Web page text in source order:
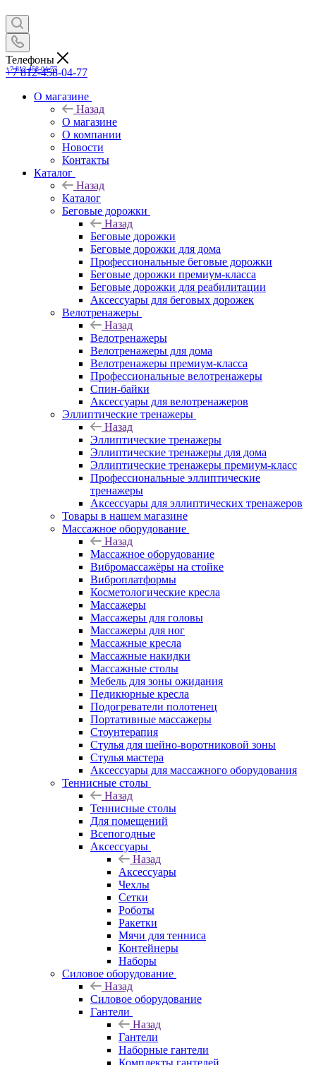
+7 812-458-04-77
Телефоны
+7 812-458-04-77
О магазине
Назад
О магазине
О компании
Новости
Контакты
Каталог
Назад
Каталог
Беговые дорожки
Назад
Беговые дорожки
Беговые дорожки для дома
Профессиональные беговые дорожки
Беговые дорожки премиум-класса
Беговые дорожки для реабилитации
Аксессуары для беговых дорожек
Велотренажеры
Назад
Велотренажеры
Велотренажеры для дома
Велотренажеры премиум-класса
Профессиональные велотренажеры
Спин-байки
Аксессуары для велотренажеров
Эллиптические тренажеры
Назад
Эллиптические тренажеры
Эллиптические тренажеры для дома
Эллиптические тренажеры премиум-класс
Профессиональные эллиптические
тренажеры
Аксессуары для эллиптических тренажеров
Товары в нашем магазине
Массажное оборудование
Назад
Массажное оборудование
Вибромассажёры на стойке
Виброплатформы
Косметологические кресла
Массажеры
Массажеры для головы
Массажеры для ног
Массажные кресла
Массажные накидки
Массажные столы
Мебель для зоны ожидания
Педикюрные кресла
Подогреватели полотенец
Портативные массажеры
Стоунтерапия
Стулья для шейно-воротниковой зоны
Стулья мастера
Аксессуары для массажного оборудования
Теннисные столы
Назад
Теннисные столы
Для помещений
Всепогодные
Аксессуары
Назад
Аксессуары
Чехлы
Сетки
Роботы
Ракетки
Мячи для тенниса
Контейнеры
Наборы
Силовое оборудование
Назад
Силовое оборудование
Гантели
Назад
Гантели
Наборные гантели
Комплекты гантелей